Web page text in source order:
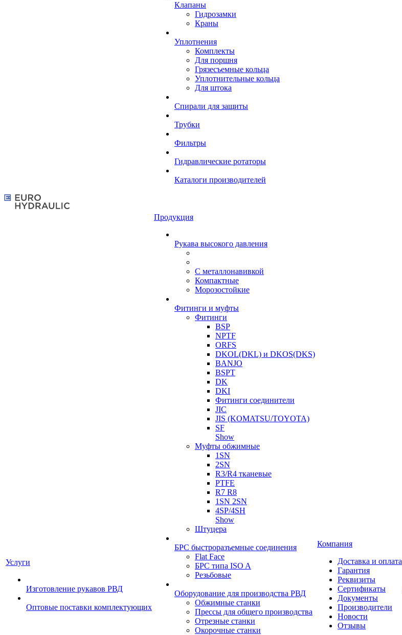
Клапаны
Гидрозамки
Краны
Уплотнения
Комплекты
Для поршня
Грязесъемные кольца
Уплотнительные кольца
Для штока
Спирали для защиты
Трубки
Фильтры
Гидравлические ротаторы
Каталоги производителей
Услуги
Изготовление рукавов РВД
Оптовые поставки комплектующих
Продукция
Рукава высокого давления
С металлонавивкой
Компактные
Морозостойкие
Фитинги и муфты
Фитинги
BSP
NPTF
ORFS
DKOL(DKL) и DKOS(DKS)
BANJO
BSPT
DK
DKI
Фитинги соединители
JIC
JIS (KOMATSU/TOYOTA)
SF
Show
Муфты обжимные
1SN
2SN
R3/R4 тканевые
PTFE
R7 R8
1SN 2SN
4SP/4SH
Show
Штуцера
БРС быстроразъемные соединения
Flat Face
БРС типа ISO A
Резьбовые
Оборудование для производства РВД
Обжимные станки
Прессы для общего производства
Отрезные станки
Окорочные станки
Компания
Доставка и оплата
Гарантия
Реквизиты
Сертификаты
Документы
Производители
Новости
Отзывы